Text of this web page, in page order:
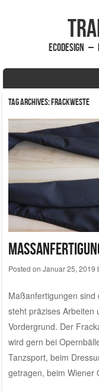
EcoDesign
Skip to content
Tag Archives:Frackweste
Posted on Januar 25, 2019
Maßanfertigungen sind
steht präzises Arbeiten
Vordergrund. Der
wird gern bei
Tanzsport, beim
getragen, beim Wiener